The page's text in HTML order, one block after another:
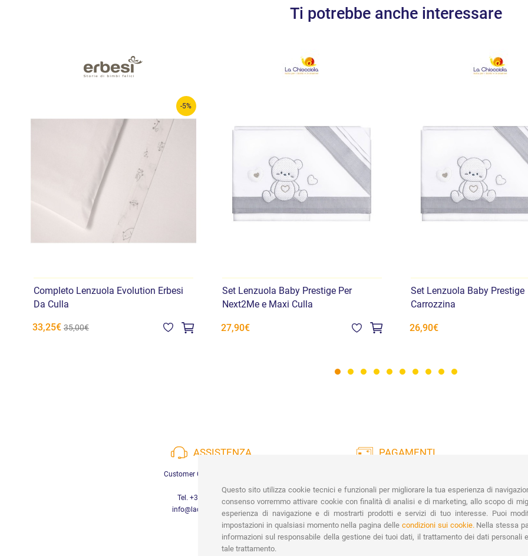
Ti potrebbe anche interessare
-5%
Completo Lenzuola Evolution Erbesi
Da Culla
33,25€ 35,00€
Set Lenzuola Baby Prestige Per
Next2Me e Maxi Culla
27,90€
Set Lenzuola Baby Prestige
Carrozzina
26,90€
ASSISTENZA
Customer Care a disposizione
Tel. +39 3452280233
info@lachiocciolababy.it
PAGAMENTI
Carte di Credito, Bonifico, PayPal e
Contrassegno.
Questo sito utilizza cookie tecnici e funzionali per migliorare la tua esperienza di
consenso vorremmo attivare cookie con finalità di analisi e di marketing, allo scopo di
esperienza di navigazione e di mostrarti prodotti e servizi di tuo interesse. Puoi
impostazioni in qualsiasi momento nella pagina delle condizioni sui cookie.Nella stessa
informazioni sul responsabile della gestione dei tuoi dati, il trattamento dei dati personali
tale trattamento.